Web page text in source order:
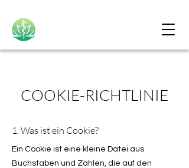
COOKIE-RICHTLINIE
1. Was ist ein Cookie?
Ein Cookie ist eine kleine Datei aus
Buchstaben und Zahlen, die auf den